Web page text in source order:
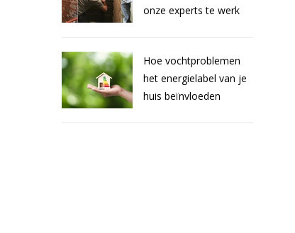
onze experts te werk
Hoe vochtproblemen
het energielabel van je
huis beïnvloeden